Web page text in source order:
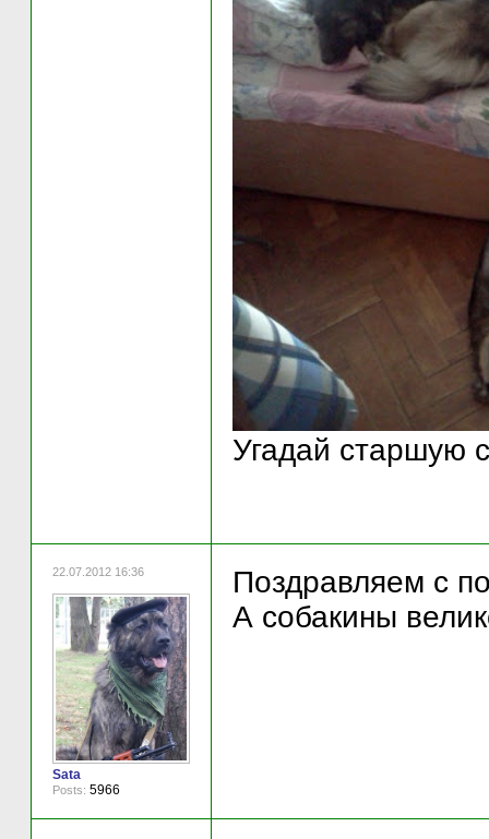
Угадай старшую
22.07.2012 16:36
Sata
Posts: 5966
Поздравляем с
А собакины